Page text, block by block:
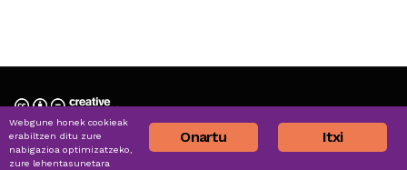
Nortzuk gara » Quiénes somos
Harremana » Contacto
Itxi
Onartu
Webgune honek cookieak
erabiltzen ditu zure
nabigazioa optimizatzeko,
zure lehentasunetara